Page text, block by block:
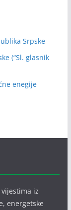
Srpske
(“Sl. glasnik
enegije
iz
energetske